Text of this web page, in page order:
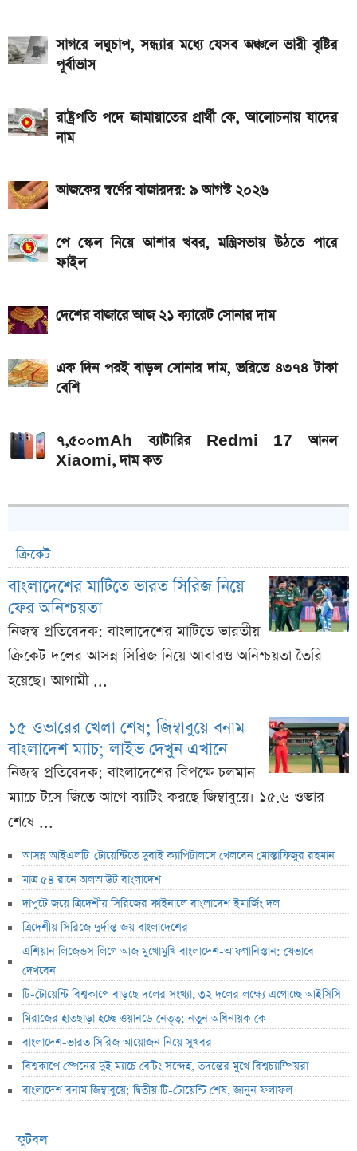
পাবেন যারা
দেশের বাজারে আজ ১৮, ২১ ও ২২ ক্যারেট একভরি সোনার
৭৫০০mAh ব্যাটারি নিয়ে বাজারে এলো Redmi 17 5G
১০ থেকে ১৬ আগস্ট: এক সপ্তাহে আসছে ৫ নতুন স্মার্টফোন
সাগরে লঘুচাপ, সন্ধ্যার মধ্যে যেসব অঞ্চলে ভারী বৃষ্টির
পূর্বাভাস
রাষ্ট্রপতি পদে জামায়াতের প্রার্থী কে, আলোচনায় যাদের
নাম
আজকের স্বর্ণের বাজারদর: ৯ আগস্ট ২০২৬
পে স্কেল নিয়ে আশার খবর, মন্ত্রিসভায় উঠতে পারে
ফাইল
দেশের বাজারে আজ ২১ ক্যারেট সোনার দাম
এক দিন পরই বাড়ল সোনার দাম, ভরিতে ৪৩৭৪ টাকা
বেশি
৭,৫০০mAh ব্যাটারির Redmi 17 আনল
Xiaomi, দাম কত
ক্রিকেট
বাংলাদেশের মাটিতে ভারত সিরিজ নিয়ে
ফের অনিশ্চয়তা
নিজস্ব প্রতিবেদক: বাংলাদেশের মাটিতে ভারতীয়
ক্রিকেট দলের আসন্ন সিরিজ নিয়ে আবারও অনিশ্চয়তা তৈরি
হয়েছে। আগামী ...
১৫ ওভারের খেলা শেষ; জিম্বাবুয়ে বনাম
বাংলাদেশ ম্যাচ; লাইভ দেখুন এখানে
নিজস্ব প্রতিবেদক: বাংলাদেশের বিপক্ষে চলমান
ম্যাচে টসে জিতে আগে ব্যাটিং করছে জিম্বাবুয়ে। ১৫.৬ ওভার
শেষে ...
আসন্ন আইএলটি-টোয়েন্টিতে দুবাই ক্যাপিটালসে খেলবেন মোস্তাফিজুর রহমান
মাত্র ৫৪ রানে অলআউট বাংলাদেশ
দাপুটে জয়ে ত্রিদেশীয় সিরিজের ফাইনালে বাংলাদেশ ইমার্জিং দল
ত্রিদেশীয় সিরিজে দুর্দান্ত জয় বাংলাদেশের
এশিয়ান লিজেন্ডস লিগে আজ মুখোমুখি বাংলাদেশ-আফগানিস্তান: যেভাবে
দেখবেন
টি-টোয়েন্টি বিশ্বকাপে বাড়ছে দলের সংখ্যা, ৩২ দলের লক্ষ্যে এগোচ্ছে আইসিসি
মিরাজের হাতছাড়া হচ্ছে ওয়ানডে নেতৃত্ব; নতুন অধিনায়ক কে
বাংলাদেশ-ভারত সিরিজ আয়োজন নিয়ে সুখবর
বিশ্বকাপে স্পেনের দুই ম্যাচে বেটিং সন্দেহ, তদন্তের মুখে বিশ্বচ্যাম্পিয়রা
বাংলাদেশ বনাম জিম্বাবুয়ে; দ্বিতীয় টি-টোয়েন্টি শেষ, জানুন ফলাফল
ফুটবল